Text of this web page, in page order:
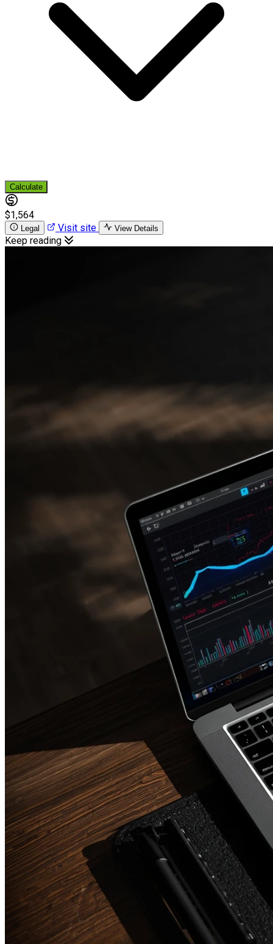
Calculate
$1,564
Legal Visit site View Details
Keep reading